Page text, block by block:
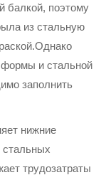
балкой, поэтому
из стальную
формы и стальной
заполнить
нижние
стальных
трудозатраты